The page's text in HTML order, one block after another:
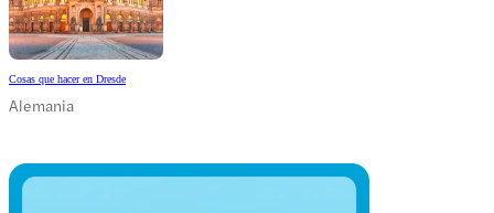
Cosas que hacer en Dresde
Alemania